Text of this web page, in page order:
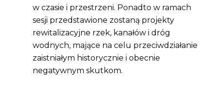
w czasie i przestrzeni. Ponadto w ramach
sesji przedstawione zostaną projekty
rewitalizacyjne rzek, kanałów i dróg
wodnych, mające na celu przeciwdziałanie
zaistniałym historycznie i obecnie
negatywnym skutkom.